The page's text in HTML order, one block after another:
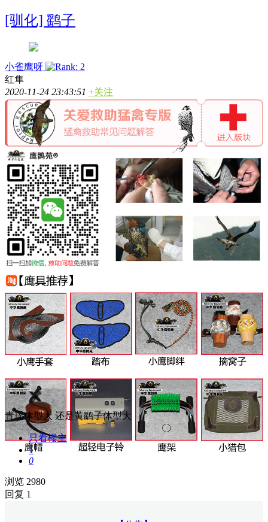
[驯化] 鹞子
小雀鹰呀
红隼
2020-11-24 23:43:51 +关注
青瑶体型大 还是黄鹞子体型大
只看楼主
1
0
浏览 2980
回复 1